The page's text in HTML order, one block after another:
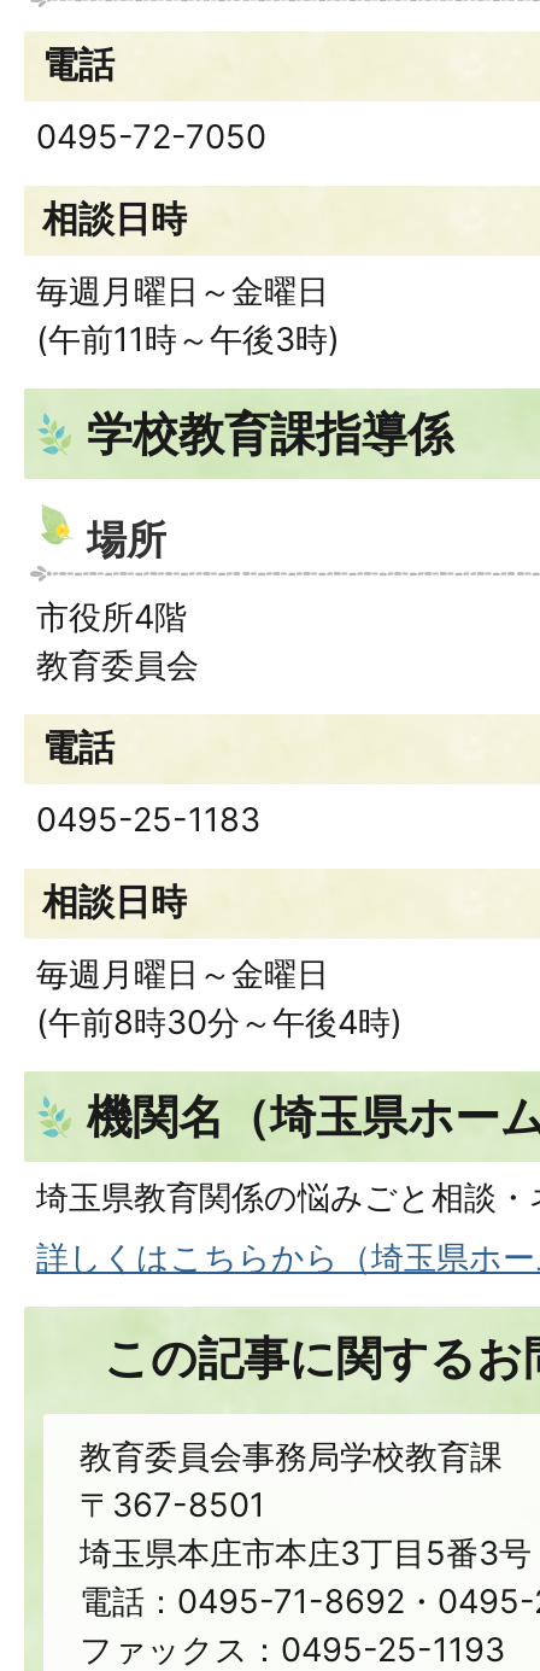
電話
0495-72-7050
相談日時
毎週月曜日～金曜日
(午前11時～午後3時)
学校教育課指導係
場所
市役所4階
教育委員会
電話
0495-25-1183
相談日時
毎週月曜日～金曜日
(午前8時30分～午後4時)
機関名（埼玉県ホー
埼玉県教育関係の悩みごと相談
詳しくはこちらから（埼玉県ホ
この記事に関する
教育委員会事務局学校教育課
〒367-8501
埼玉県本庄市本庄3丁目5番3号
電話：0495-71-8692・
ファックス：0495-25-1193